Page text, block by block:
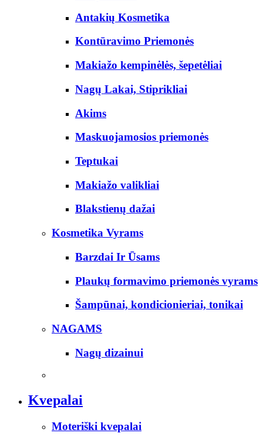
Antakių Kosmetika
Kontūravimo Priemonės
Makiažo kempinėlės, šepetėliai
Nagų Lakai, Stiprikliai
Akims
Maskuojamosios priemonės
Teptukai
Makiažo valikliai
Blakstienų dažai
Kosmetika Vyrams
Barzdai Ir Ūsams
Plaukų formavimo priemonės vyrams
Šampūnai, kondicionieriai, tonikai
NAGAMS
Nagų dizainui
Kvepalai
Moteriški kvepalai